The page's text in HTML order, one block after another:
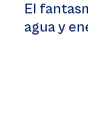
El
agua y